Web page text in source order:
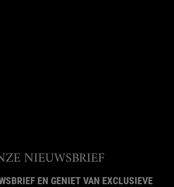
NIEUWSBRIEF
EN GENIET VAN EXCLUSIEVE